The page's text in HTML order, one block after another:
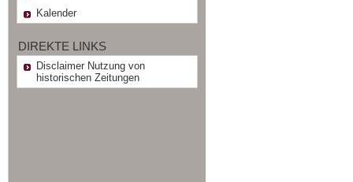
Kalender
DIREKTE LINKS
Disclaimer Nutzung von
historischen Zeitungen